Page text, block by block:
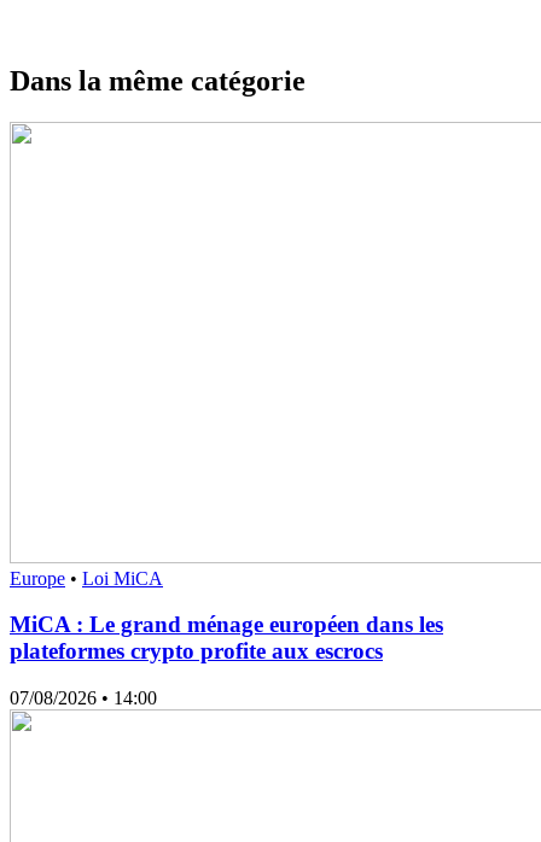
Dans la même catégorie
Europe • Loi MiCA
MiCA : Le grand ménage européen dans les
plateformes crypto profite aux escrocs
07/08/2026 • 14:00